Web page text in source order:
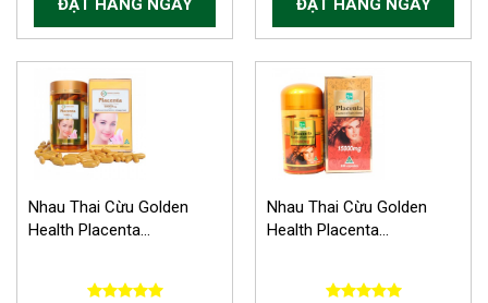
ĐẶT HÀNG NGAY ĐẶT HÀNG NGAY
Nhau Thai Cừu Golden
Health Placenta...
-150.000 VND
Nhau Thai Cừu Golden
Health Placenta...